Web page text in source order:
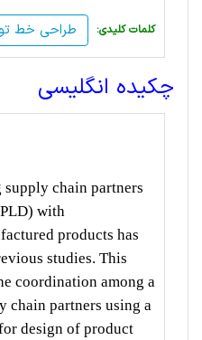
طراحی خط :کلمات کلیدی
چکیده انگلیسی
chain partners
with
products has
studies. This
coordination among a
chain partners using a
design of product